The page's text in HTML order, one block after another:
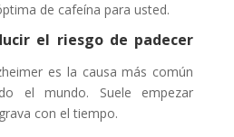
de cafeína para usted.
el riesgo de padecer
es la causa más común
el mundo. Suele empezar
con el tiempo.